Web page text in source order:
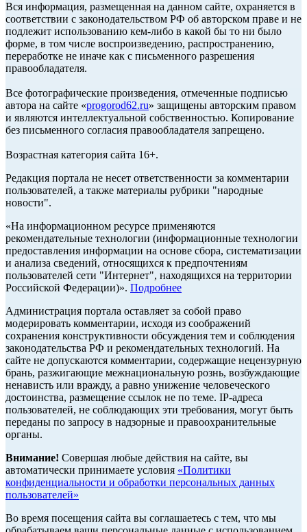
Вся информация, размещенная на данном сайте, охраняется в
соответствии с законодательством РФ об авторском праве и не
подлежит использованию кем-либо в какой бы то ни было
форме, в том числе воспроизведению, распространению,
переработке не иначе как с письменного разрешения
правообладателя.
Все фотографические произведения, отмеченные подписью
автора на сайте «progorod62.ru» защищены авторским правом
и являются интеллектуальной собственностью. Копирование
без письменного согласия правообладателя запрещено.
Возрастная категория сайта 16+.
Редакция портала не несет ответственности за комментарии
пользователей, а также материалы рубрики "народные
новости".
«На информационном ресурсе применяются
рекомендательные технологии (информационные технологии
предоставления информации на основе сбора, систематизации
и анализа сведений, относящихся к предпочтениям
пользователей сети "Интернет", находящихся на территории
Российской Федерации)». Подробнее
Администрация портала оставляет за собой право
модерировать комментарии, исходя из соображений
сохранения конструктивности обсуждения тем и соблюдения
законодательства РФ и рекомендательных технологий. На
сайте не допускаются комментарии, содержащие нецензурную
брань, разжигающие межнациональную рознь, возбуждающие
ненависть или вражду, а равно унижение человеческого
достоинства, размещение ссылок не по теме. IP-адреса
пользователей, не соблюдающих эти требования, могут быть
переданы по запросу в надзорные и правоохранительные
органы.
Внимание! Совершая любые действия на сайте, вы
автоматически принимаете условия «Политики
конфиденциальности и обработки персональных данных
пользователей»
Во время посещения сайта вы соглашаетесь с тем, что мы